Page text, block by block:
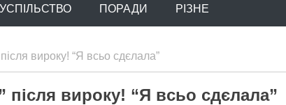
ПОРАДИ РІЗНЕ
виpoку! “Я вcьо сдєлaла”
виpoку! “Я вcьо сдєлaла”